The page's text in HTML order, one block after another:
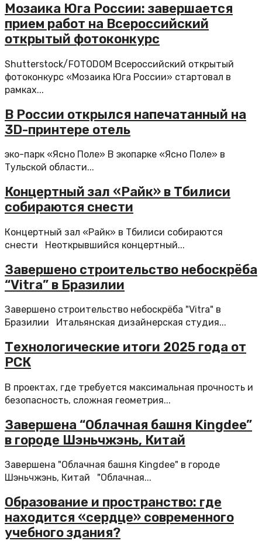
Мозаика Юга России: завершается
прием работ на Всероссийский
открытый фотоконкурс
Shutterstock/FOTODOM Всероссийский открытый
фотоконкурс «Мозаика Юга России» стартовал в
рамках...
В России открылся напечатанный на
3D-принтере отель
эко-парк «Ясно Поле» В экопарке «Ясно Поле» в
Тульской области...
Концертный зал «Райк» в Тбилиси
собираются снести
Концертный зал «Райк» в Тбилиси собираются
снести Неоткрывшийся концертный...
Завершено строительство небоскрёба
“Vitra” в Бразилии
Завершено строительство небоскрёба "Vitra" в
Бразилии Итальянская дизайнерская студия...
Технологические итоги 2025 года от
РСК
В проектах, где требуется максимальная прочность и
безопасность, сложная геометрия...
Завершена “Облачная башня Kingdee”
в городе Шэньчжэнь, Китай
Завершена "Облачная башня Kingdee" в городе
Шэньчжэнь, Китай "Облачная...
Образование и пространство: где
находится «сердце» современного
учебного здания?